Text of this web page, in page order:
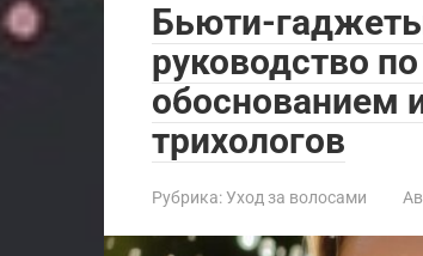
Бьюти-
руководство
обоснованием
трихологов
Рубрика:Уход за волосами